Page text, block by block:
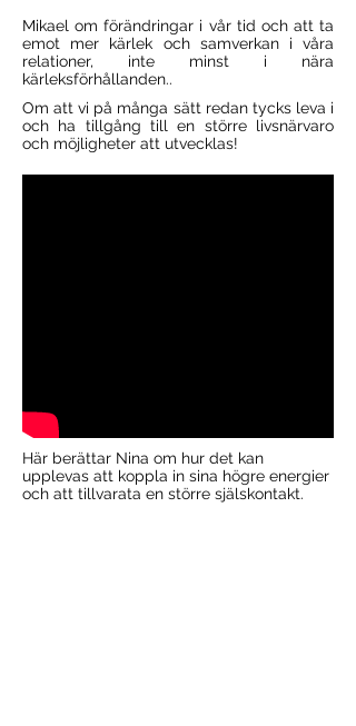
Mikael om förändringar i vår tid och att ta
emot mer kärlek och samverkan i våra
relationer, inte minst i nära
kärleksförhållanden..
Om att vi på många sätt redan tycks leva i
och ha tillgång till en större livsnärvaro
och möjligheter att utvecklas!
Här berättar Nina om hur det kan
upplevas att koppla in sina högre energier
och att tillvarata en större själskontakt.